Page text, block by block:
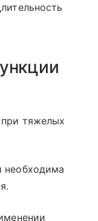
тяжелых
необходима